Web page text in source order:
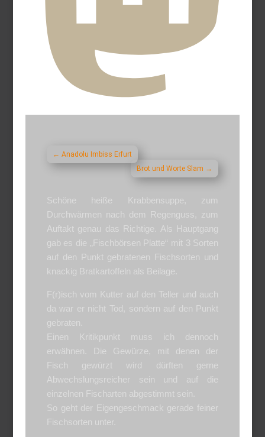
← Anadolu Imbiss Erfurt
Brot und Worte Slam →
Schöne heiße Krabbensuppe, zum
Durchwärmen nach dem Regenguss, zum
Auftakt genau das Richtige. Als Hauptgang
gab es die „Fischbörsen Platte“ mit 3 Sorten
auf den Punkt gebratenen Fischsorten und
knackig Bratkartoffeln als Beilage.
F(r)isch vom Kutter auf den Teller und auch
da war er nicht Tod, sondern auf den Punkt
gebraten.
Einen Kritikpunkt muss ich dennoch
erwähnen. Die Gewürze, mit denen der
Fisch gewürzt wird dürften gerne
Abwechslungsreicher sein und auf die
einzelnen Fischarten abgestimmt sein.
So geht der Eigengeschmack gerade feiner
Fischsorten unter.